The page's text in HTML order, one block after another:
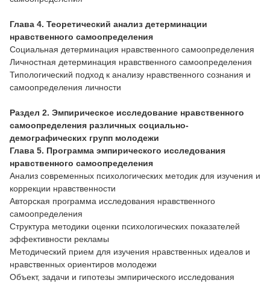
Глава 4. Теоретический анализ детерминации
нравственного самоопределения
Социальная детерминация нравственного самоопределения
Личностная детерминация нравственного самоопределения
Типологический подход к анализу нравственного сознания и
самоопределения личности
Раздел 2. Эмпирическое исследование нравственного
самоопределения различных социально-
демографических групп молодежи
Глава 5. Программа эмпирического исследования
нравственного самоопределения
Анализ современных психологических методик для изучения и
коррекции нравственности
Авторская программа исследования нравственного
самоопределения
Структура методики оценки психологических показателей
эффективности рекламы
Методический прием для изучения нравственных идеалов и
нравственных ориентиров молодежи
Объект, задачи и гипотезы эмпирического исследования